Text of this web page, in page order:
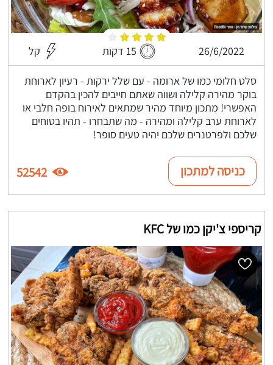
26/6/2022 15 דקות קל
סלט חלומי כמו של ארומה - עם שלל ירקות - רעיון לארוחת
בוקר מהירה קלילה ושווה שאתם חייבים להכין בהקדם
האפשרי! מתכון מיוחד מהיר שמתאים לאירוח בופה חלבי או
לארוחת ערב קלילה ומהירה - מה שתבחרו - תהיו בטוחים
שלכם ולפרטנרים שלכם יהיה טעים סופר!
כניסה למתכון 52542
קריספי צ'יקן כמו של KFC